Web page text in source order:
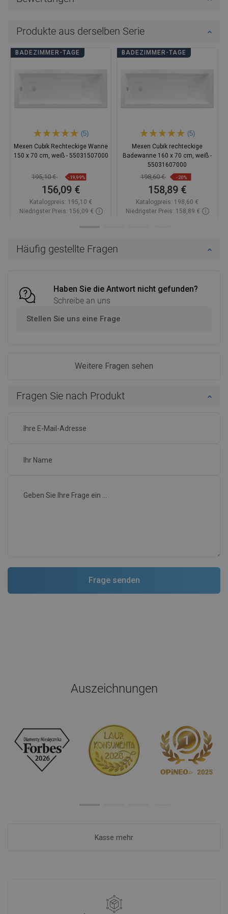
Häufig gestellte Fragen
Haben Sie die Antwort nicht gefunden?
Schreibe an uns
Stellen Sie uns eine Frage
Weitere Fragen sehen
Fragen Sie nach Produkt
Produkte aus derselben Serie
BADEZIMMER-TAGE
(5)
Mexen Cubik Rechteckige Wanne
150 x 70 cm, weiß - 55031507000
195,10 € -19,99%
156,09 €
Katalogpreis: 195,10 €
Niedrigster Preis: 156,09 €
BADEZIMMER-TAGE
(5)
Mexen Cubik rechteckige
Badewanne 160 x 70 cm, weiß -
55031607000
198,60 € -20%
158,89 €
Katalogpreis: 198,60 €
Niedrigster Preis: 158,89 €
Auszeichnungen
Kasse mehr